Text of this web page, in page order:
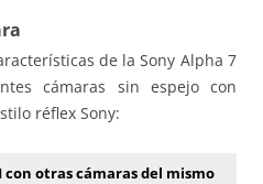
de la Sony Alpha 7
cámaras sin espejo con
réflex Sony:
con otras cámaras del mismo